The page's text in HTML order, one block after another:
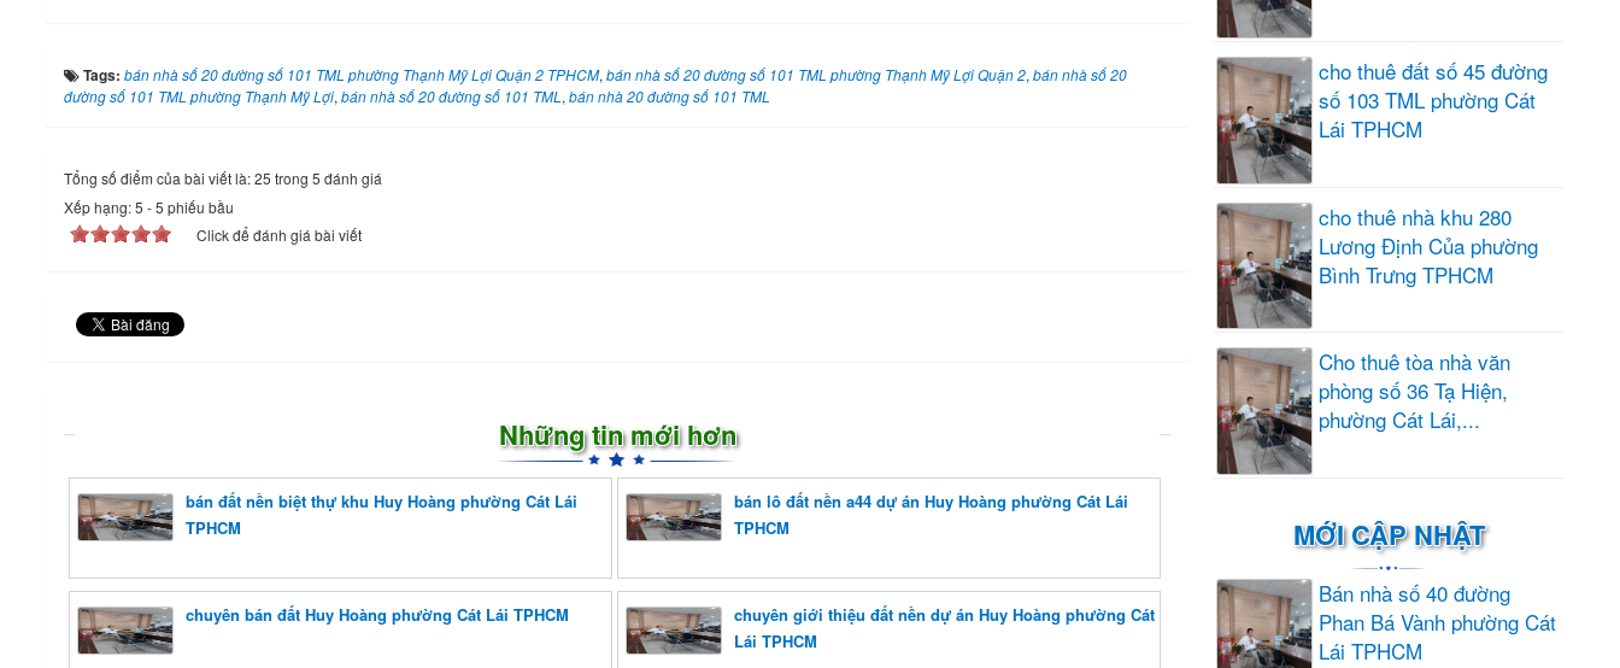
Tags: bán nhà số 20 đường số 101 TML phường Thạnh Mỹ Lợi Quận 2 TPHCM, bán nhà số 20 đường số 101 TML phường Thạnh Mỹ Lợi Quận 2, bán nhà số 20
đường số 101 TML phường Thạnh Mỹ Lợi, bán nhà số 20 đường số 101 TML , bán nhà 20 đường số 101 TML
Tổng số điểm của bài viết là: 25 trong 5 đánh giá
Xếp hạng:5 -5 phiếu bầu
Click để đánh giá bài viết
Những tin mới hơn
bán đất nền biệt thự khu Huy Hoàng phường Cát Lái
TPHCM
bán lô đất nền a44 dự án Huy Hoàng phường Cát Lái
TPHCM
chuyên bán đất Huy Hoàng phường Cát Lái TPHCM
chuyên giới thiệu đất nền dự án Huy Hoàng phường Cát
Lái TPHCM
cho thuê đất số 45 đường
số 103 TML phường Cát
Lái TPHCM
cho thuê nhà khu 280
Lương Định Của phường
Bình Trưng TPHCM
Cho thuê tòa nhà văn
phòng số 36 Tạ Hiện,
phường Cát Lái,...
MỚI CẬP NHẬT
Bán nhà số 40 đường
Phan Bá Vành phường Cát
Lái TPHCM